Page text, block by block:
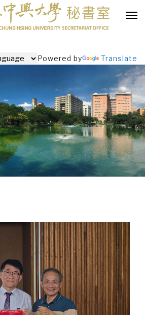
Powered by Translate